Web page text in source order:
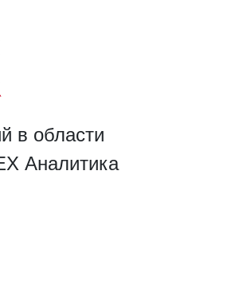
в области
Аналитика